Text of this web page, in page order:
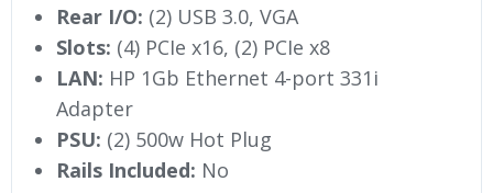
Rear I/O: (2) USB 3.0, VGA
Slots: (4) PCIe x16, (2) PCIe x8
LAN: HP 1Gb Ethernet 4-port 331i
Adapter
PSU: (2) 500w Hot Plug
Rails Included: No